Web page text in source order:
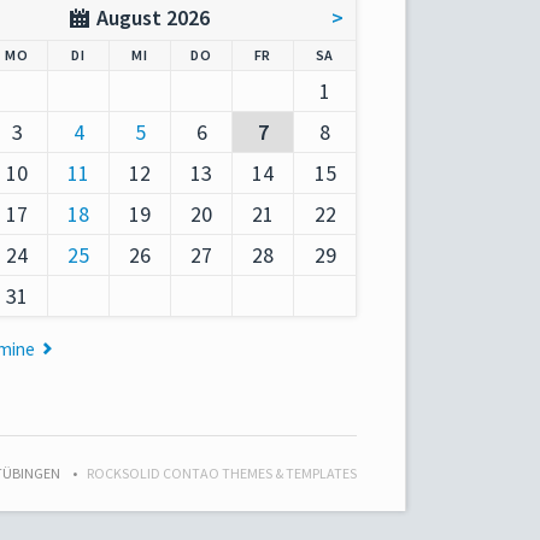
August 2026 >
MO DIENSTAG
MITTWOCH
DO NNERSTAG
FR SA
1
3 4 5 6 7
8
10 11 12 13 14
15
17 18 19 20 21
22
24 25 26 27 28
29
31
ROCKSOLID CONTAO THEMES & TEMPLATES